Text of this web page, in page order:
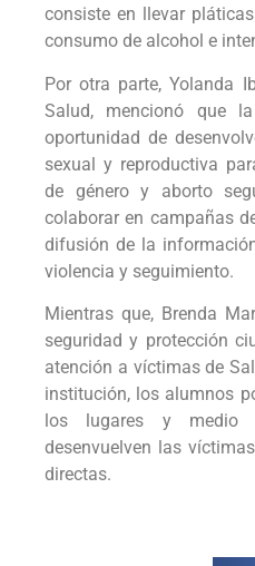
consiste en llevar
consumo de alcohol e
Por otra parte, Yolanda
Salud, mencionó que
oportunidad de
sexual y reproductiva
de género y aborto
colaborar en campañas
difusión de la
violencia y seguimiento.
Mientras que, Brenda
seguridad y protección
atención a víctimas de
institución, los alumnos
los lugares y
desenvuelven las
directas.